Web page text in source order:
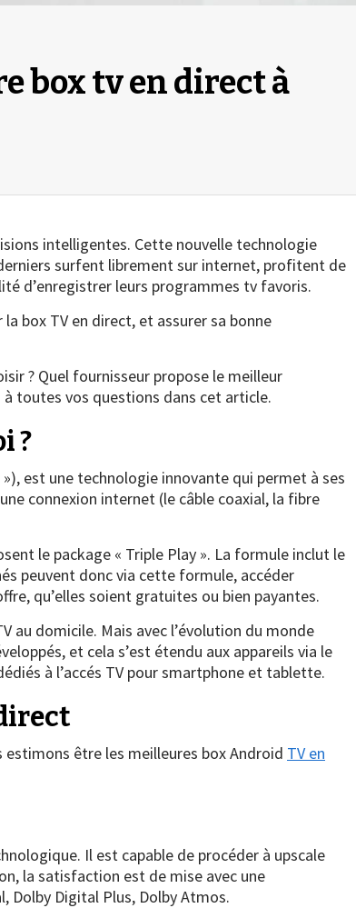
box tv en direct à
intelligentes. Cette nouvelle technologie
surfent librement sur internet, profitent de
d’enregistrer leurs programmes tv favoris.
box TV en direct, et assurer sa bonne
? Quel fournisseur propose le meilleur
toutes vos questions dans cet article.
?
est une technologie innovante qui permet à ses
connexion internet (le câble coaxial, la fibre
le package « Triple Play ». La formule inclut le
peuvent donc via cette formule, accéder
qu’elles soient gratuites ou bien payantes.
au domicile. Mais avec l’évolution du monde
et cela s’est étendu aux appareils via le
à l’accés TV pour smartphone et tablette.
être les meilleures box Android TV en
Il est capable de procéder à upscale
la satisfaction est de mise avec une
Dolby Digital Plus, Dolby Atmos.